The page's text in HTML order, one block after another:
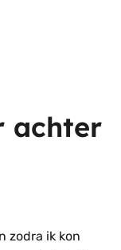
achter
zodra ik kon